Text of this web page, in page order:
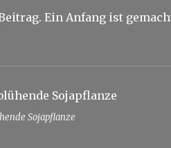
Ein Anfang ist
Sojapflanze